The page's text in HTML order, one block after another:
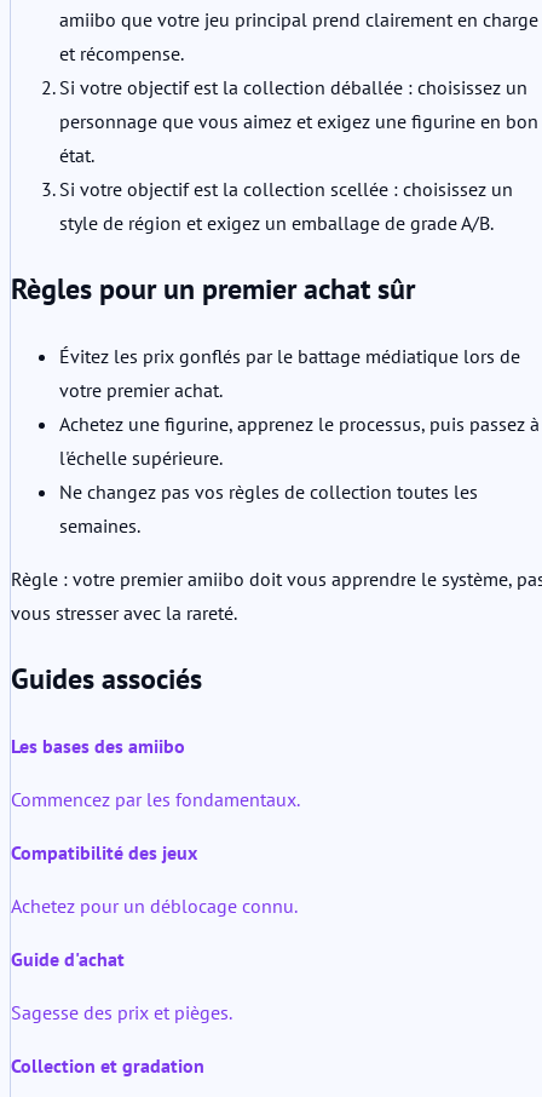
amiibo que votre jeu principal prend clairement en charge
et récompense.
Si votre objectif est la collection déballée : choisissez un
personnage que vous aimez et exigez une figurine en bon
état.
Si votre objectif est la collection scellée : choisissez un
style de région et exigez un emballage de grade A/B.
Règles pour un premier achat sûr
Évitez les prix gonflés par le battage médiatique lors de
votre premier achat.
Achetez une figurine, apprenez le processus, puis passez à
l'échelle supérieure.
Ne changez pas vos règles de collection toutes les
semaines.
Règle : votre premier amiibo doit vous apprendre le système,
vous stresser avec la rareté.
Guides associés
Les bases des amiibo
Commencez par les fondamentaux.
Compatibilité des jeux
Achetez pour un déblocage connu.
Guide d'achat
Sagesse des prix et pièges.
Collection et gradation